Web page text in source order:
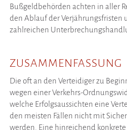
Bußgeldbehörden achten in aller
den Ablauf der Verjährungsfristen
zahlreichen
ZUSAMMENFASSUNG
Die oft an den Verteidiger zu
wegen einer Verkehrs-
welche Erfolgsaussichten eine
den meisten Fällen nicht mit
werden. Eine hinreichend